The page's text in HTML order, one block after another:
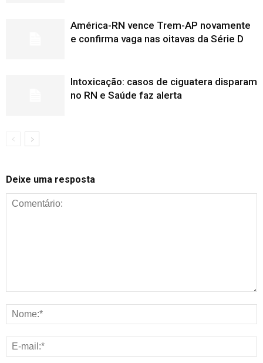
América-RN vence Trem-AP novamente
e confirma vaga nas oitavas da Série D
Intoxicação: casos de ciguatera disparam
no RN e Saúde faz alerta
Deixe uma resposta